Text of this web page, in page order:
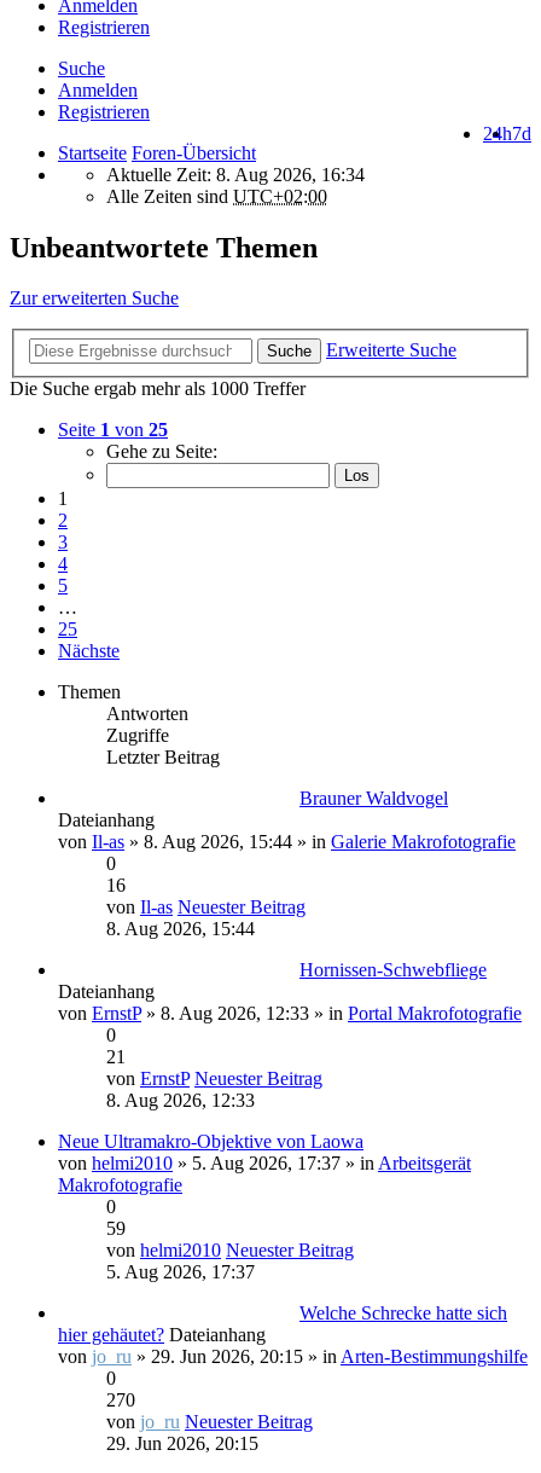
Anmelden
Registrieren
Suche
Anmelden
Registrieren
7d
24h
Startseite Foren-Übersicht
Aktuelle Zeit: 8. Aug 2026, 16:34
Alle Zeiten sind UTC+02:00
Unbeantwortete Themen
Zur erweiterten Suche
Suche
Erweiterte Suche
Die Suche ergab mehr als 1000 Treffer
Seite 1 von 25
Gehe zu Seite:
1
2
3
4
5
…
25
Nächste
Themen
Antworten
Zugriffe
Letzter Beitrag
Brauner Waldvogel
Dateianhang
von Il-as » 8. Aug 2026, 15:44 » in Galerie Makrofotografie
0
16
von Il-as Neuester Beitrag
8. Aug 2026, 15:44
Hornissen-Schwebfliege
Dateianhang
von ErnstP» 8. Aug 2026, 12:33 » in Portal Makrofotografie
0
21
von ErnstP Neuester Beitrag
8. Aug 2026, 12:33
Neue Ultramakro-Objektive von Laowa
von helmi2010 » 5. Aug 2026, 17:37 » in Arbeitsgerät
Makrofotografie
0
59
von helmi2010 Neuester Beitrag
5. Aug 2026, 17:37
Welche Schrecke hatte sich
hier gehäutet? Dateianhang
von jo_ru » 29. Jun 2026, 20:15 » in Arten-Bestimmungshilfe
0
270
von jo_ru Neuester Beitrag
29. Jun 2026, 20:15